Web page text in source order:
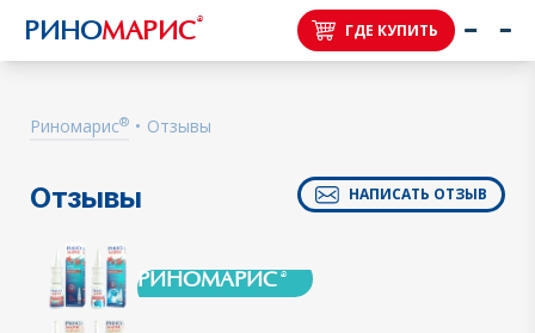
РИНОМАРИС®
ГДЕ КУПИТЬ
Риномарис® • Отзывы
Отзывы НАПИСАТЬ ОТЗЫВ
РИНОМАРИС ®